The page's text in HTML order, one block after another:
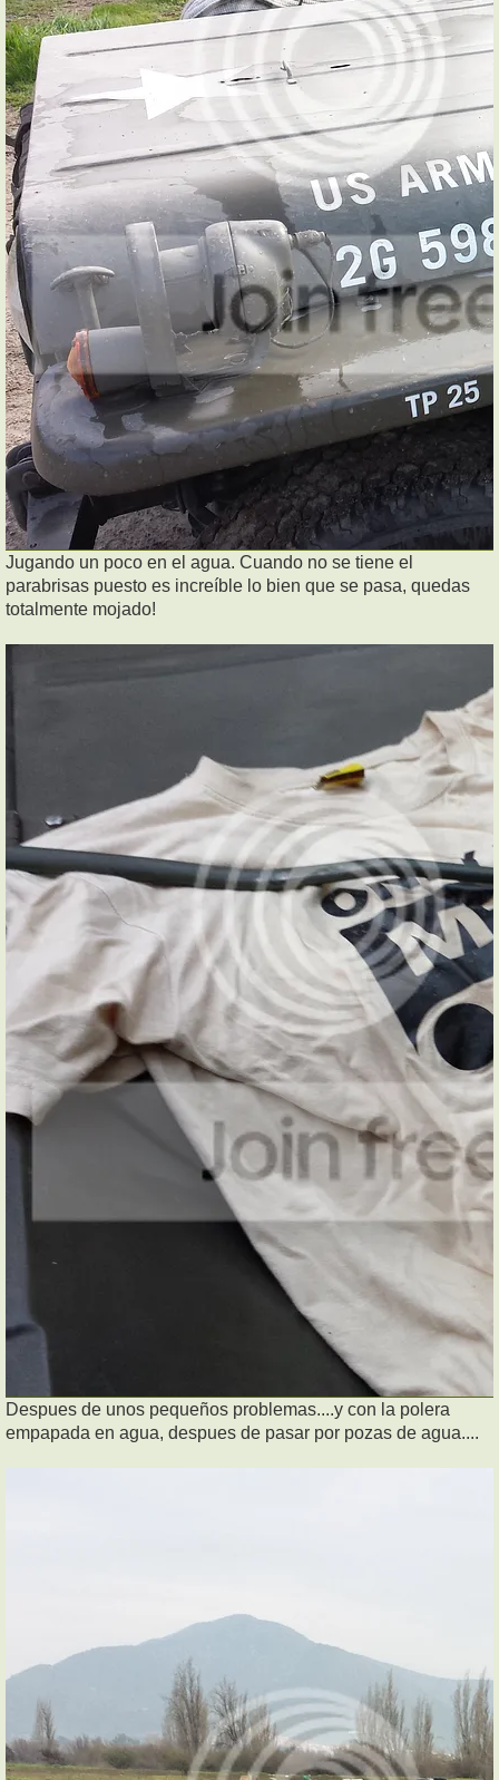
Jugando un poco en el agua. Cuando no se tiene el
parabrisas puesto es increíble lo bien que se pasa, quedas
totalmente mojado!
Despues de unos pequeños problemas....y con la polera
empapada en agua, despues de pasar por pozas de agua....